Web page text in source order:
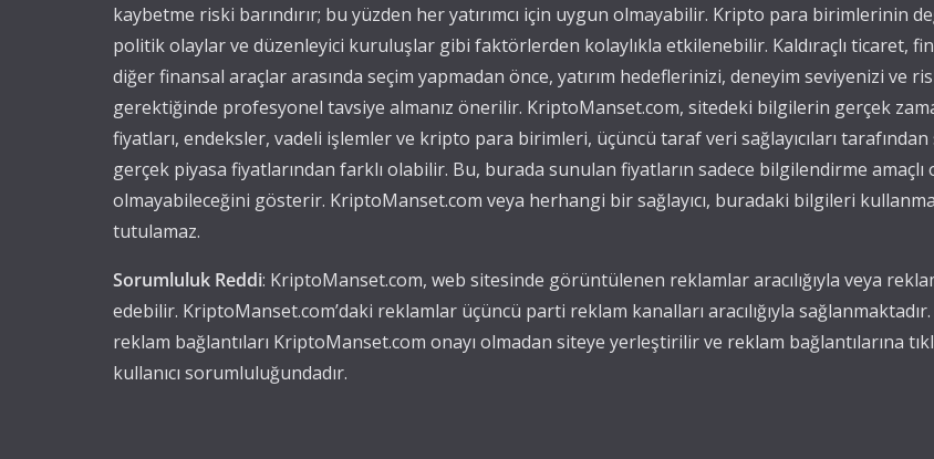
kaybetme riski barındırır; bu yüzden her yatırımcı için uygun olmayabilir. Kripto para birimlerinin
politik olaylar ve düzenleyici kuruluşlar gibi faktörlerden kolaylıkla etkilenebilir. Kaldıraçlı ticaret,
diğer finansal araçlar arasında seçim yapmadan önce, yatırım hedeflerinizi, deneyim seviyenizi ve
gerektiğinde profesyonel tavsiye almanız önerilir. KriptoManset.com, sitedeki bilgilerin gerçek
fiyatları, endeksler, vadeli işlemler ve kripto para birimleri, üçüncü taraf veri sağlayıcıları
gerçek piyasa fiyatlarından farklı olabilir. Bu, burada sunulan fiyatların sadece bilgilendirme
olmayabileceğini gösterir. KriptoManset.com veya herhangi bir sağlayıcı, buradaki bilgileri
tutulamaz.
Sorumluluk Reddi: KriptoManset.com, web sitesinde görüntülenen reklamlar aracılığıyla veya
edebilir. KriptoManset.com’daki reklamlar üçüncü parti reklam kanalları aracılığıyla
reklam bağlantıları KriptoManset.com onayı olmadan siteye yerleştirilir ve reklam bağlantılarına
kullanıcı sorumluluğundadır.